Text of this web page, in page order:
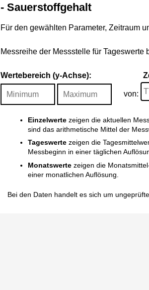
- Sauerstoffgehalt
Für den gewählten Parameter, Zeitraum
Messreihe der Messstelle für Tageswerte
Wertebereich (y-Achse):
von:
Einzelwertezeigen die aktuellen
sind das arithmetische Mittel der
Tageswertezeigen die
Messbeginn in einer täglichen
Monatswertezeigen die
einer monatlichen Auflösung.
Bei den Daten handelt es sich um